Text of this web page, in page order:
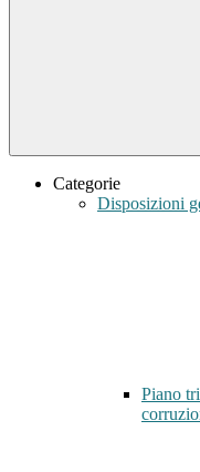
Categorie
Disposizioni
Piano